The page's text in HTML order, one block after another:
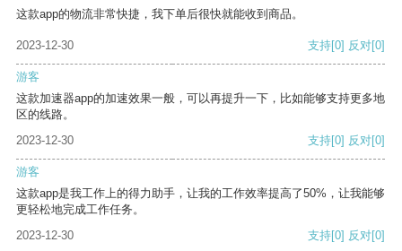
这款app的物流非常快捷，我下单后很快就能收到商品。
2023-12-30 支持[0] 反对[0]
游客
这款加速器app的加速效果一般，可以再提升一下，比如能够支持更多地
区的线路。
2023-12-30
支持[0] 反对[0]
游客
这款app是我工作上的得力助手，让我的工作效率提高了50%，让我能够
更轻松地完成工作任务。
2023-12-30
支持[0] 反对[0]